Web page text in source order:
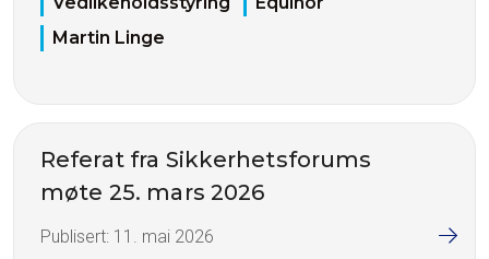
Martin Linge
Referat fra Sikkerhetsforums
møte 25. mars 2026
Publisert: 11. mai 2026